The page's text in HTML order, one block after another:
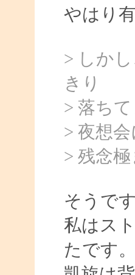
やはり
> しか
きり
> 落ちて
> 夜想
> 残念極
そうです
私はス
たです